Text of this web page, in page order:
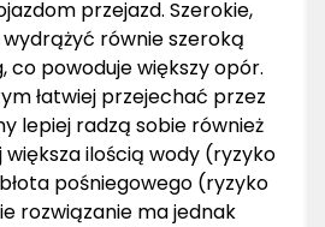
przejazd. Szerokie,
równie szeroką
co powoduje większy opór.
łatwiej przejechać przez
lepiej radzą sobie również
ilością wody (ryzyko
pośniegowego (ryzyko
rozwiązanie ma jednak